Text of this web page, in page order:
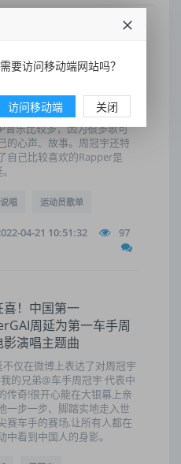
歌单首选！F1中国第一
宇曝喜欢GAI的中国风
的音乐，周冠宇表示平时听
音乐比较多，因为很多歌可
的心声、故事。周冠宇还特
自己比较喜欢的Rapper是
唱 运动员歌单
04-21 10:51:32 97
喜！中国第一
周延为第一车手周
影演唱主题曲
不仅在微博上表达了对周冠宇
的兄弟@车手周冠宇 代表中
传奇!很开心能在大银幕上亲
一步一步、脚踏实地走入世
赛车手的赛场,让所有人都在
中看到中国人的身影。
要访问移动端网站吗？
访问移动端 关闭